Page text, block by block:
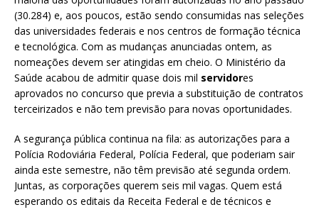
(30.284) e, aos poucos, estão sendo consumidas nas seleções
das universidades federais e nos centros de formação técnica
e tecnológica. Com as mudanças anunciadas ontem, as
nomeações devem ser atingidas em cheio. O Ministério da
Saúde acabou de admitir quase dois mil servidores
aprovados no concurso que previa a substituição de contratos
terceirizados e não tem previsão para novas oportunidades.
A segurança pública continua na fila: as autorizações para a
Polícia Rodoviária Federal, Polícia Federal, que poderiam sair
ainda este semestre, não têm previsão até segunda ordem.
Juntas, as corporações querem seis mil vagas. Quem está
esperando os editais da Receita Federal e de técnicos e